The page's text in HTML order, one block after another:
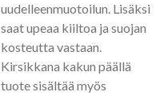
uudelleenmuotoilun. Lisäksi
saat upeaa kiiltoa ja suojan
kosteutta vastaan.
Kirsikkana kakun päällä
tuote sisältää myös